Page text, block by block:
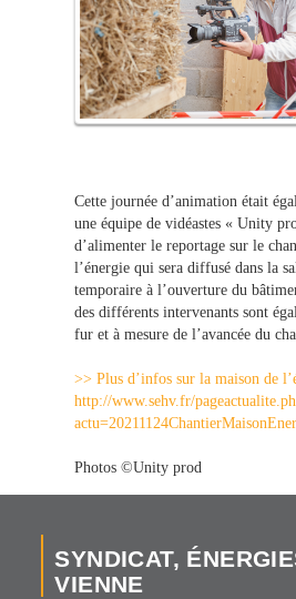
Cette journée d’animation était
une équipe de vidéastes « Unity
d’alimenter le reportage sur le
l’énergie qui sera diffusé dans la
temporaire à l’ouverture du
des différents intervenants sont
fur et à mesure de l’avancée du
>> Plus d’infos sur la maison de
http://www.sehv.fr/
Photos ©Unity prod
SYNDICAT,
VIENNE